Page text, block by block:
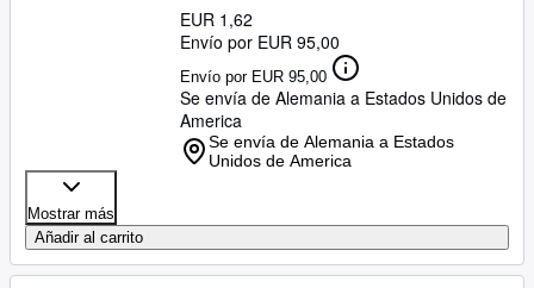
EUR 1,62
Envío por EUR 95,00
Envío por EUR 95,00
Se envía de Alemania a Estados Unidos de
America
Se envía de Alemania a Estados
Unidos de America
Mostrar más
Añadir al carrito